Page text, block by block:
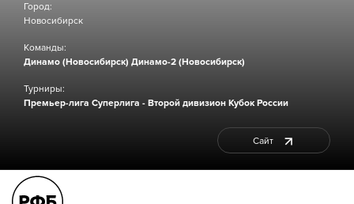
Город:
Новосибирск
Команды:
Динамо (Новосибирск) Динамо-2 (Новосибирск)
Турниры:
Премьер-лига Суперлига - Второй дивизион Кубок России
Сайт